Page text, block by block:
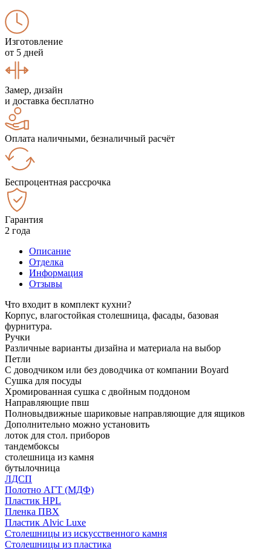
Изготовление
от 5 дней
Замер, дизайн
и доставка бесплатно
Оплата наличными, безналичный расчёт
Беспроцентная рассрочка
Гарантия
2 года
Описание
Отделка
Информация
Отзывы
Что входит в комплект кухни?
Корпус, влагостойкая столешница, фасады, базовая
фурнитура.
Ручки
Различные варианты дизайна и материала на выбор
Петли
С доводчиком или без доводчика от компании Boyard
Сушка для посуды
Хромированная сушка с двойным поддоном
Направляющие пвш
Полновыдвижные шариковые направляющие для ящиков
Дополнительно можно установить
лоток для стол. приборов
тандембоксы
столешница из камня
бутылочница
ЛДСП
Полотно АГТ (МДФ)
Пластик HPL
Пленка ПВХ
Пластик Alvic Luxe
Столешницы из искусственного камня
Столешницы из пластика